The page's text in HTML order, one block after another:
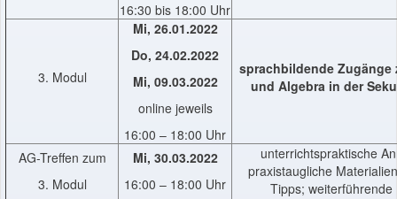
16:30 bis 18:00 Uhr
3. Modul
Mi, 26.01.2022
Do, 24.02.2022
Mi, 09.03.2022
online jeweils
16:00 – 18:00 Uhr
sprachbildende Zugänge
und Algebra in der
AG-Treffen zum
3. Modul
Mi, 30.03.2022
16:00 – 18:00 Uhr
unterrichtspraktische
praxistaugliche
Tipps; weiterführende